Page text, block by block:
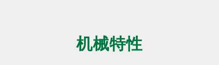
机械特性